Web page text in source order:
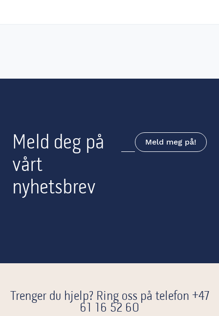
Meld deg på
vårt
nyhetsbrev
Meld meg på!
Trenger du hjelp? Ring oss på telefon +47
61 16 52 60